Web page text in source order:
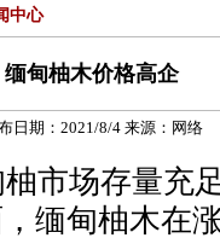
中心
缅甸柚木价格高企
日期： 2021/8/4 来源： 网络
市场存量充
缅甸柚木在